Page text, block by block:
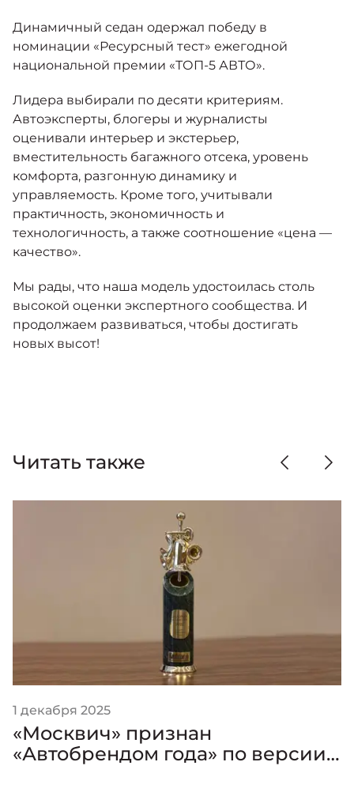
Яркий динамичный седан
от 2 237 000 ₽*
Москвич 3 с ручным
управлением (РУ)
Кроссовер, создающий равные
возможности
от 2 069 000 ₽*
Москвич 8
от 3 125 000 ₽*
Кредитные программы
Спецпредложения
Калькулятор трейд-ин
Страховые программы
Моторное масло
СЕРВИСНЫЕ АКЦИИ
АКСЕССУАРЫ
КОНТАКТЫ
Динамичный седан одержал победу в
номинации «Ресурсный тест» ежегодной
национальной премии «ТОП-5 АВТО».
Лидера выбирали по десяти критериям.
Автоэксперты, блогеры и журналисты
оценивали интерьер и экстерьер,
вместительность багажного отсека, уровень
комфорта, разгонную динамику и
управляемость. Кроме того, учитывали
практичность, экономичность и
технологичность, а также соотношение «цена —
качество».
Мы рады, что наша модель удостоилась столь
высокой оценки экспертного сообщества. И
продолжаем развиваться, чтобы достигать
новых высот!
Читать также
1 декабря 2025
«Москвич» признан
«Автобрендом года» по версии